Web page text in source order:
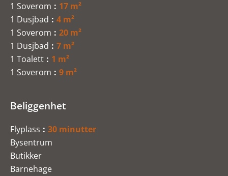
1 Soverom
17 m²
1 Dusjbad
4 m²
1 Soverom
20 m²
1 Dusjbad
7 m²
1 Toalett
1 m²
1 Soverom
9 m²
Beliggenhet
Flyplass
30 minutter
Bysentrum
Butikker
Barnehage